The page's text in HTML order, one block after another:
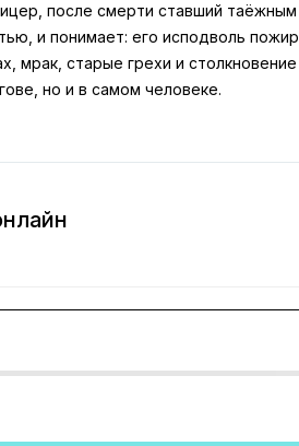
после смерти ставший
и понимает: его исподволь
мрак, старые грехи и
но и в самом человеке.